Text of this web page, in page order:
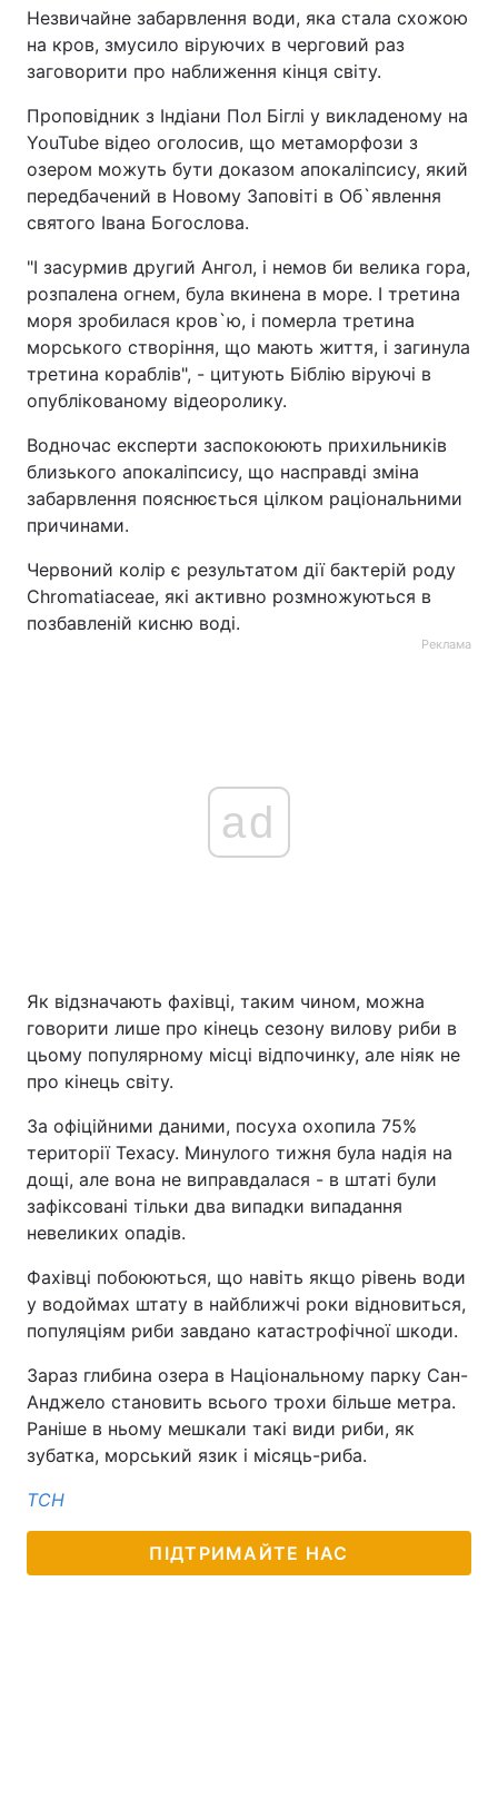
Незвичайне забарвлення води, яка стала схожою
на кров, змусило віруючих в черговий раз
заговорити про наближення кінця світу.
Проповідник з Індіани Пол Біглі у викладеному на
YouTube відео оголосив, що метаморфози з
озером можуть бути доказом апокаліпсису, який
передбачений в Новому Заповіті в Об`явлення
святого Івана Богослова.
"І засурмив другий Ангол, і немов би велика гора,
розпалена огнем, була вкинена в море. І третина
моря зробилася кров`ю, і померла третина
морського створіння, що мають життя, і загинула
третина кораблів", - цитують Біблію віруючі в
опублікованому відеоролику.
Водночас експерти заспокоюють прихильників
близького апокаліпсису, що насправді зміна
забарвлення пояснюється цілком раціональними
причинами.
Червоний колір є результатом дії бактерій роду
Chromatiaceae, які активно розмножуються в
позбавленій кисню воді.
Реклама
ad
Як відзначають фахівці, таким чином, можна
говорити лише про кінець сезону вилову риби в
цьому популярному місці відпочинку, але ніяк не
про кінець світу.
За офіційними даними, посуха охопила 75%
території Техасу. Минулого тижня була надія на
дощі, але вона не виправдалася - в штаті були
зафіксовані тільки два випадки випадання
невеликих опадів.
Фахівці побоюються, що навіть якщо рівень води
у водоймах штату в найближчі роки відновиться,
популяціям риби завдано катастрофічної шкоди.
Зараз глибина озера в Національному парку Сан-
Анджело становить всього трохи більше метра.
Раніше в ньому мешкали такі види риби, як
зубатка, морський язик і місяць-риба.
ТСН
ПІДТРИМАЙТЕ НАС